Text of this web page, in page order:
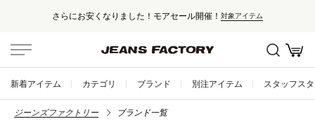
さらにお安くなりました！モアセール開催！ 対象アイテム
新着アイテム カテゴリ ブランド 別注アイテム スタッフス
ジーンズファクトリー ブランド一覧